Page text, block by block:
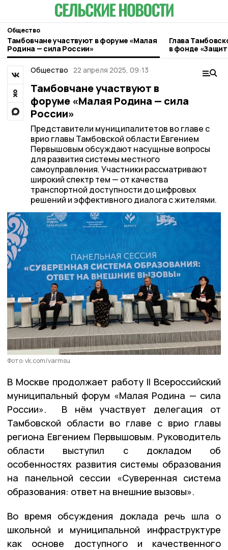
Общество
Тамбовчане участвуют в форуме «Малая
Родина — сила России»
Глава
в фонде
Общество 22 апреля 2025, 09:13
Тамбовчане участвуют в
форуме «Малая Родина — сила
России»
Представители муниципалитетов во главе с
врио главы Тамбовской области Евгением
Первышовым обсуждают насущные вопросы
для развития системы местного
самоуправления. Участники рассматривают
широкий спектр тем — от качества
транспортной доступности до цифровых
решений и эффективного диалога с жителями.
Фото: vk.com/varmsu
В Москве продолжает работу II Всероссийский
муниципальный форум «Малая Родина — сила
России». В нём участвует делегация от
Тамбовской области во главе с врио главы
региона Евгением Первышовым. Руководитель
области выступил с докладом об
особенностях развития системы образования
на панельной сессии «Суверенная система
образования: ответ на внешние вызовы».
Во время обсуждения доклада речь шла о
школьной и муниципальной инфраструктуре
как основе доступного и качественного